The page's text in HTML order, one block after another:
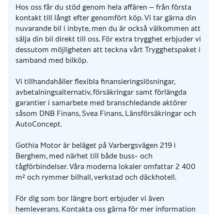
Hos oss får du stöd genom hela affären – från första
kontakt till långt efter genomfört köp. Vi tar gärna din
nuvarande bil i inbyte, men du är också välkommen att
sälja din bil direkt till oss. För extra trygghet erbjuder vi
dessutom möjligheten att teckna vårt Trygghetspaket i
samband med bilköp.
Vi tillhandahåller flexibla finansieringslösningar,
avbetalningsalternativ, försäkringar samt förlängda
garantier i samarbete med branschledande aktörer
såsom DNB Finans, Svea Finans, Länsförsäkringar och
AutoConcept.
Gothia Motor är beläget på Varbergsvägen 219 i
Berghem, med närhet till både buss- och
tågförbindelser. Våra moderna lokaler omfattar 2 400
m² och rymmer bilhall, verkstad och däckhotell.
För dig som bor längre bort erbjuder vi även
hemleverans. Kontakta oss gärna för mer information